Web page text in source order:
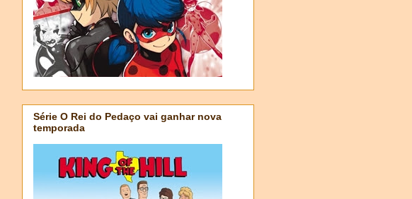
Série O Rei do Pedaço vai ganhar nova
temporada